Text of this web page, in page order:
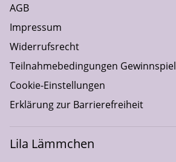
AGB
Impressum
Widerrufsrecht
Teilnahmebedingungen Gewinnspiel
Cookie-Einstellungen
Erklärung zur Barrierefreiheit
Lila Lämmchen